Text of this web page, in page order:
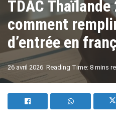
TDAC Thaïlande
comment
d’entrée en
26 avril 2026 Reading Time: 8 mins